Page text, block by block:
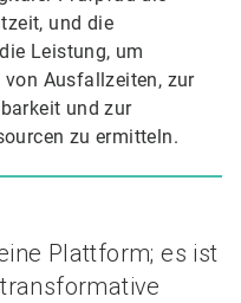
und die
Leistung, um
von Ausfallzeiten, zur
und zur
zu ermitteln.
Plattform; es ist